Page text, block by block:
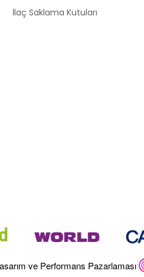
İlaç Saklama Kutuları
ve Performans Pazarlaması